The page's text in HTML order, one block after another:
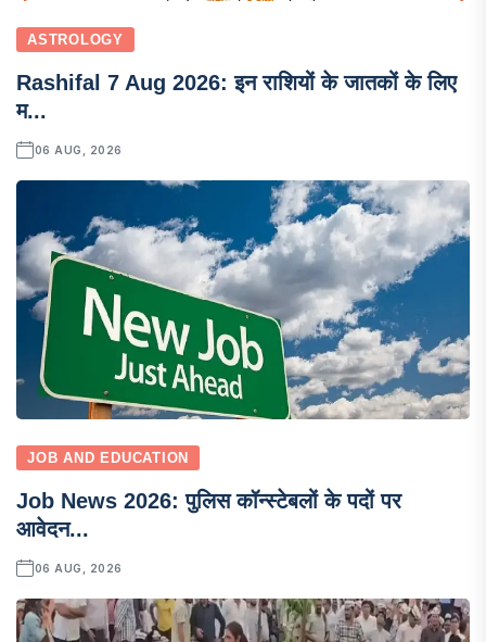
ASTROLOGY
Rashifal 7 Aug 2026: इन राशियों के जातकों के लिए
म...
06 AUG, 2026
JOB AND EDUCATION
Job News 2026: पुलिस कॉन्स्टेबलों के पदों पर
आवेदन...
06 AUG, 2026